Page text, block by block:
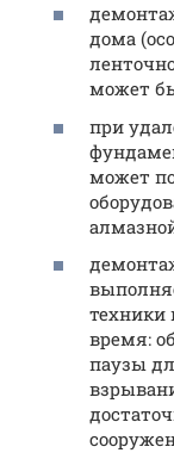
дома
может
при
может
техники
время:
паузы